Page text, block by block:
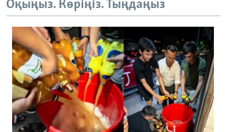
Оқыңыз. Көріңіз. Тыңдаңыз